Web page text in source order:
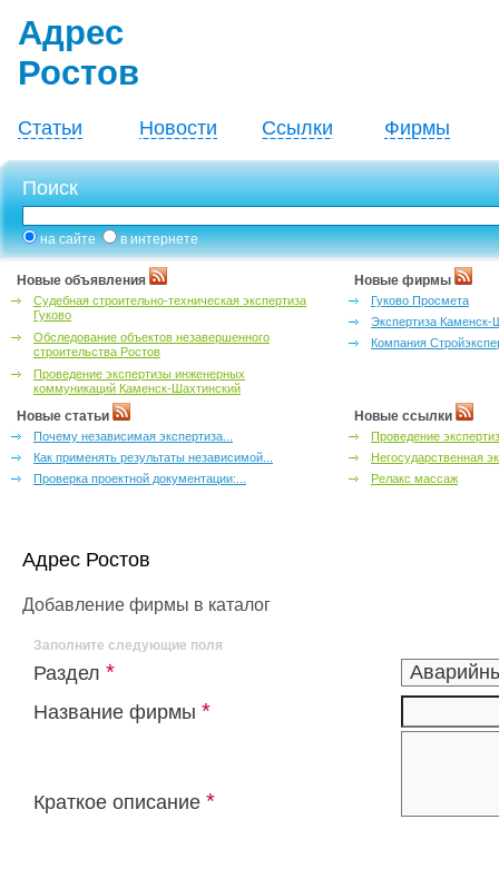
Адрес
Ростов
Статьи Новости Ссылки Фирмы
Поиск
на сайте в интернете
Новые объявления
Судебная строительно-техническая экспертиза
Гуково
Обследование объектов незавершенного
строительства Ростов
Проведение экспертизы инженерных
коммуникаций Каменск-Шахтинский
Новые фирмы
Гуково Просмета
Экспертиза Каменск-
Компания
Новые статьи
Почему независимая экспертиза...
Как применять результаты независимой...
Проверка проектной документации:...
Новые ссылки
Проведение
Негосударственная
Релакс массаж
Адрес Ростов
Добавление фирмы в каталог
Заполните следующие поля
Раздел *
Название фирмы *
Краткое описание *